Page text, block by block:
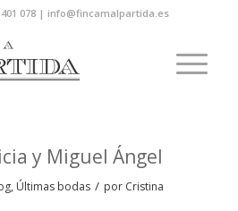
401 078 | info@fincamalpartida.es
y Miguel Ángel
, Últimas bodas / por Cristina